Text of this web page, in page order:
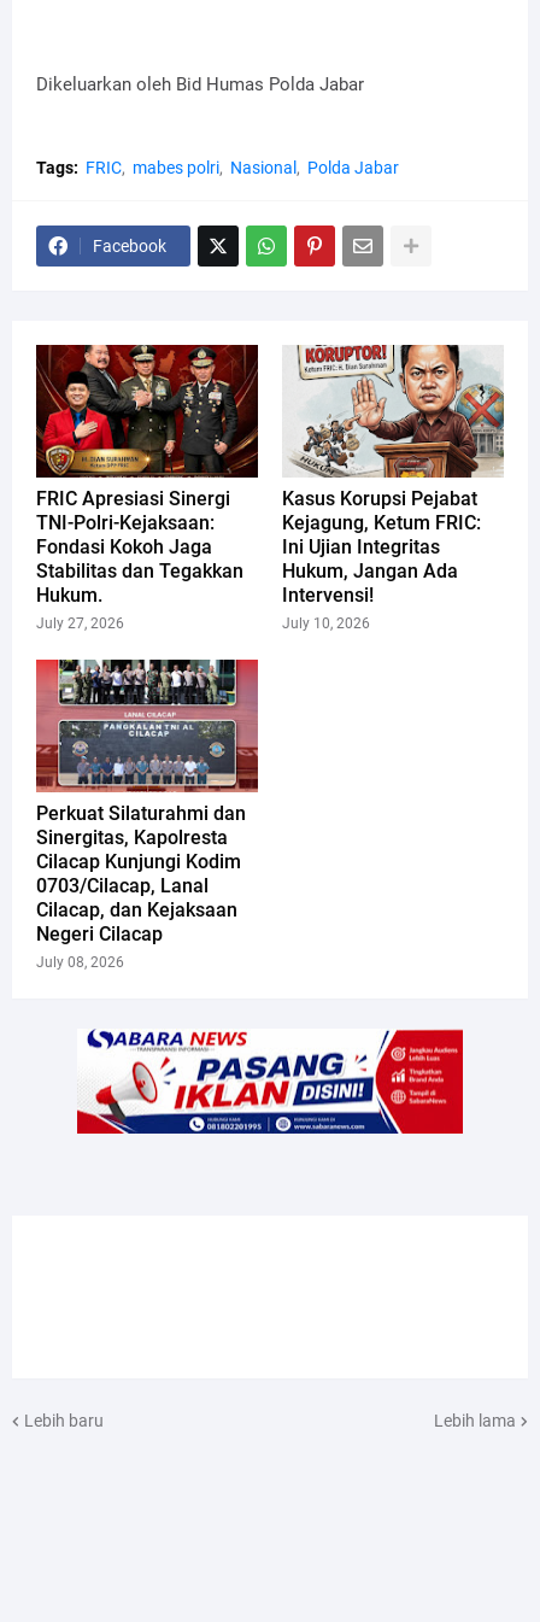
Dikeluarkan oleh Bid Humas Polda Jabar
Tags: FRIC mabes polri Nasional Polda Jabar
Facebook
FRIC Apresiasi Sinergi
TNI-Polri-Kejaksaan:
Fondasi Kokoh Jaga
Stabilitas dan Tegakkan
Hukum.
July 27, 2026
Kasus Korupsi Pejabat
Kejagung, Ketum FRIC:
Ini Ujian Integritas
Hukum, Jangan Ada
Intervensi!
July 10, 2026
Perkuat Silaturahmi dan
Sinergitas, Kapolresta
Cilacap Kunjungi Kodim
0703/Cilacap, Lanal
Cilacap, dan Kejaksaan
Negeri Cilacap
July 08, 2026
Lebih baru Lebih lama